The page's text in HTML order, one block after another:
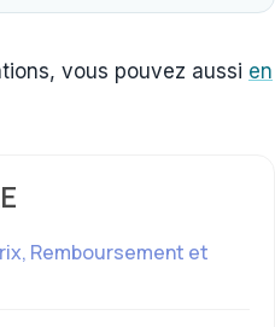
vous pouvez aussi en
Remboursement et